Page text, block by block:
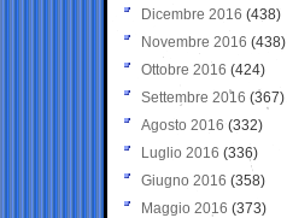
Dicembre 2016 (438)
Novembre 2016 (438)
Ottobre 2016 (424)
Settembre 2016 (367)
Agosto 2016 (332)
Luglio 2016 (336)
Giugno 2016 (358)
Maggio 2016 (373)